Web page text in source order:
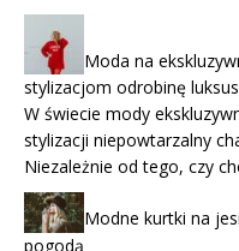
Moda na
stylizacjom odrobinę
W świecie mody
stylizacji niepowtarzalny
Niezależnie od tego, czy
Modne kurtki na
pogodą